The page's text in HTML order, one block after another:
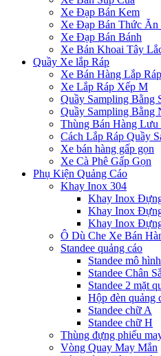
Xe Đạp Bán Kem
Xe Đạp Bán Thức Ăn
Xe Đạp Bán Bánh
Xe Bán Khoai Tây
Quầy Xe lắp Ráp
Xe Bán Hàng Lắp Ráp
Xe Lắp Ráp Xếp M
Quầy Sampling Bằng
Quầy Sampling Bằng
Thùng Bán Hàng
Cách Lắp Ráp Quầy
Xe bán hàng gấp gọn
Xe Cà Phê Gấp Gọn
Phụ Kiện Quảng Cáo
Khay Inox 304
Khay Inox
Khay Inox
Khay Inox
Ô Dù Che Xe Bán
Standee quảng cáo
Standee mô hình
Standee Chân
Standee 2 mặt
Hộp đèn quảng
Standee chữ A
Standee chữ H
Thùng đựng phiếu
Vòng Quay May Mắn